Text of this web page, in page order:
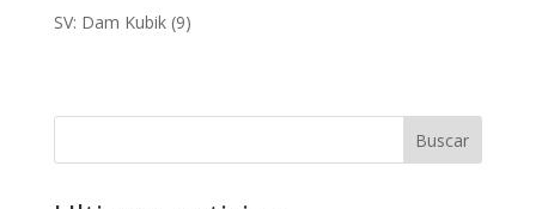
SV: Dam Kubik (9)
Buscar